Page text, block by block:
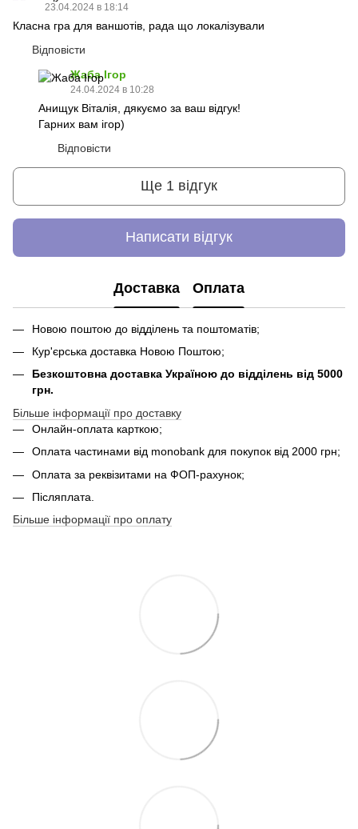
23.04.2024 в 18:14
Класна гра для ваншотів, рада що локалізували
Відповісти
Жаба Ігор
24.04.2024 в 10:28
Анищук Віталія, дякуємо за ваш відгук!
Гарних вам ігор)
Відповісти
Ще 1 відгук
Написати відгук
Доставка Оплата
Новою поштою до відділень та поштоматів;
Кур'єрська доставка Новою Поштою;
Безкоштовна доставка Україною до відділень від 5000
грн.
Більше інформації про доставку
Онлайн-оплата карткою;
Оплата частинами від monobank для покупок від 2000 грн;
Оплата за реквізитами на ФОП-рахунок;
Післяплата.
Більше інформації про оплату